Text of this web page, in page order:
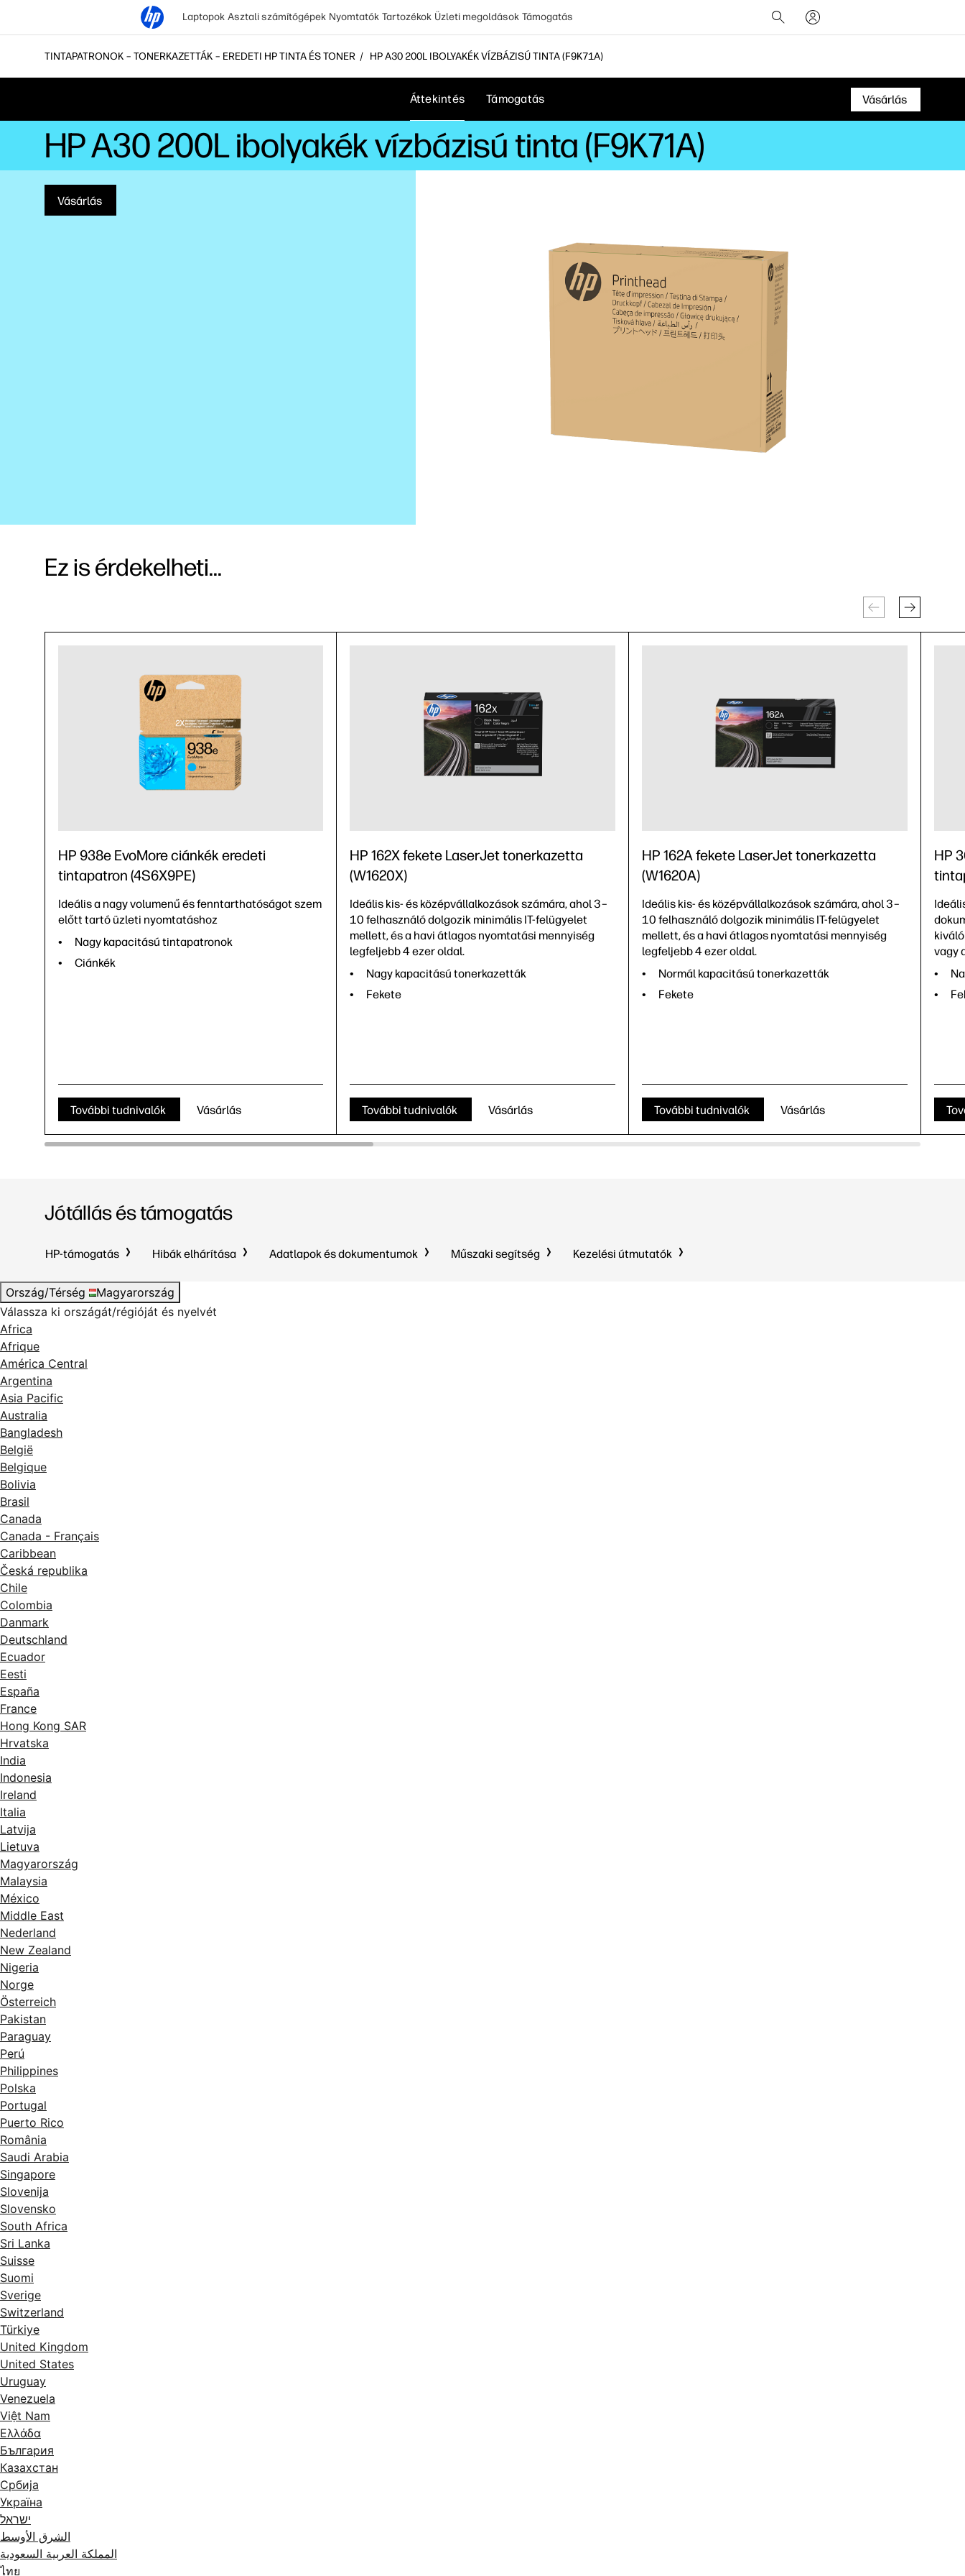
Laptopok Asztali számítógépek Nyomtatók Tartozékok Üzleti megoldások Támogatás
TINTAPATRONOK – TONERKAZETTÁK – EREDETI HP TINTA ÉS TONER HP A30 200L IBOLYAKÉK VÍZBÁZISÚ TINTA (F9K71A)
Áttekintés Támogatás Vásárlás
HP A30 200L ibolyakék vízbázisú tinta (F9K71A)
Vásárlás
Ez is érdekelheti...
HP 938e EvoMore ciánkék eredeti
tintapatron (4S6X9PE)
Ideális a nagy volumenű és fenntarthatóságot szem
előtt tartó üzleti nyomtatáshoz
Nagy kapacitású tintapatronok
Ciánkék
További tudnivalók Vásárlás
HP 162X fekete LaserJet tonerkazetta
(W1620X)
Ideális kis- és középvállalkozások számára, ahol 3–
10 felhasználó dolgozik minimális IT-felügyelet
mellett, és a havi átlagos nyomtatási mennyiség
legfeljebb 4 ezer oldal.
Nagy kapacitású tonerkazetták
Fekete
További tudnivalók Vásárlás
HP 162A fekete LaserJet tonerkazetta
(W1620A)
Ideális kis- és középvállalkozások számára, ahol 3–
10 felhasználó dolgozik minimális IT-felügyelet
mellett, és a havi átlagos nyomtatási mennyiség
legfeljebb 4 ezer oldal.
Normál kapacitású tonerkazetták
Fekete
További tudnivalók Vásárlás
HP
vagy
Jótállás és támogatás
HP-támogatás Hibák elhárítása Adatlapok és dokumentumok Műszaki segítség Kezelési útmutatók
Ország/Térség
Magyarország
Válassza ki országát/régióját és nyelvét
Africa
Afrique
América Central
Argentina
Asia Pacific
Australia
Bangladesh
België
Belgique
Bolivia
Brasil
Canada
Canada - Français
Caribbean
Česká republika
Chile
Colombia
Danmark
Deutschland
Ecuador
Eesti
España
France
Hong Kong SAR
Hrvatska
India
Indonesia
Ireland
Italia
Latvija
Lietuva
Magyarország
Malaysia
México
Middle East
Nederland
New Zealand
Nigeria
Norge
Österreich
Pakistan
Paraguay
Perú
Philippines
Polska
Portugal
Puerto Rico
România
Saudi Arabia
Singapore
Slovenija
Slovensko
South Africa
Sri Lanka
Suisse
Suomi
Sverige
Switzerland
Türkiye
United Kingdom
United States
Uruguay
Venezuela
Việt Nam
Ελλάδα
България
Казахстан
Србија
Україна
ישראל
الشرق الأوسط
المملكة العربية السعودية
ไทย